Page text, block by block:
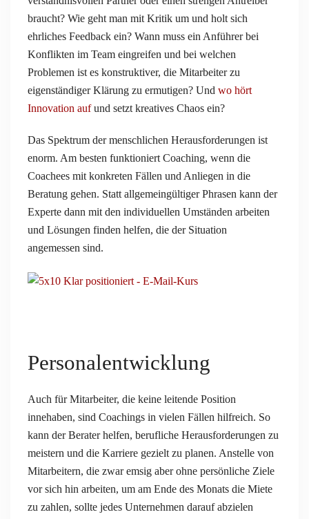
braucht? Wie geht man mit Kritik um und holt sich
ehrliches Feedback ein? Wann muss ein Anführer bei
Konflikten im Team eingreifen und bei welchen
Problemen ist es konstruktiver, die Mitarbeiter zu
eigenständiger Klärung zu ermutigen? Und wo hört
Innovation aufund setzt kreatives Chaos ein?
Das Spektrum der menschlichen Herausforderungen ist
enorm. Am besten funktioniert Coaching, wenn die
Coachees mit konkreten Fällen und Anliegen in die
Beratung gehen. Statt allgemeingültiger Phrasen kann der
Experte dann mit den individuellen Umständen arbeiten
und Lösungen finden helfen, die der Situation
angemessen sind.
Personalentwicklung
Auch für Mitarbeiter, die keine leitende Position
innehaben, sind Coachings in vielen Fällen hilfreich. So
kann der Berater helfen, berufliche Herausforderungen zu
meistern und die Karriere gezielt zu planen. Anstelle von
Mitarbeitern, die zwar emsig aber ohne persönliche Ziele
vor sich hin arbeiten, um am Ende des Monats die Miete
zu zahlen, sollte jedes Unternehmen darauf abzielen